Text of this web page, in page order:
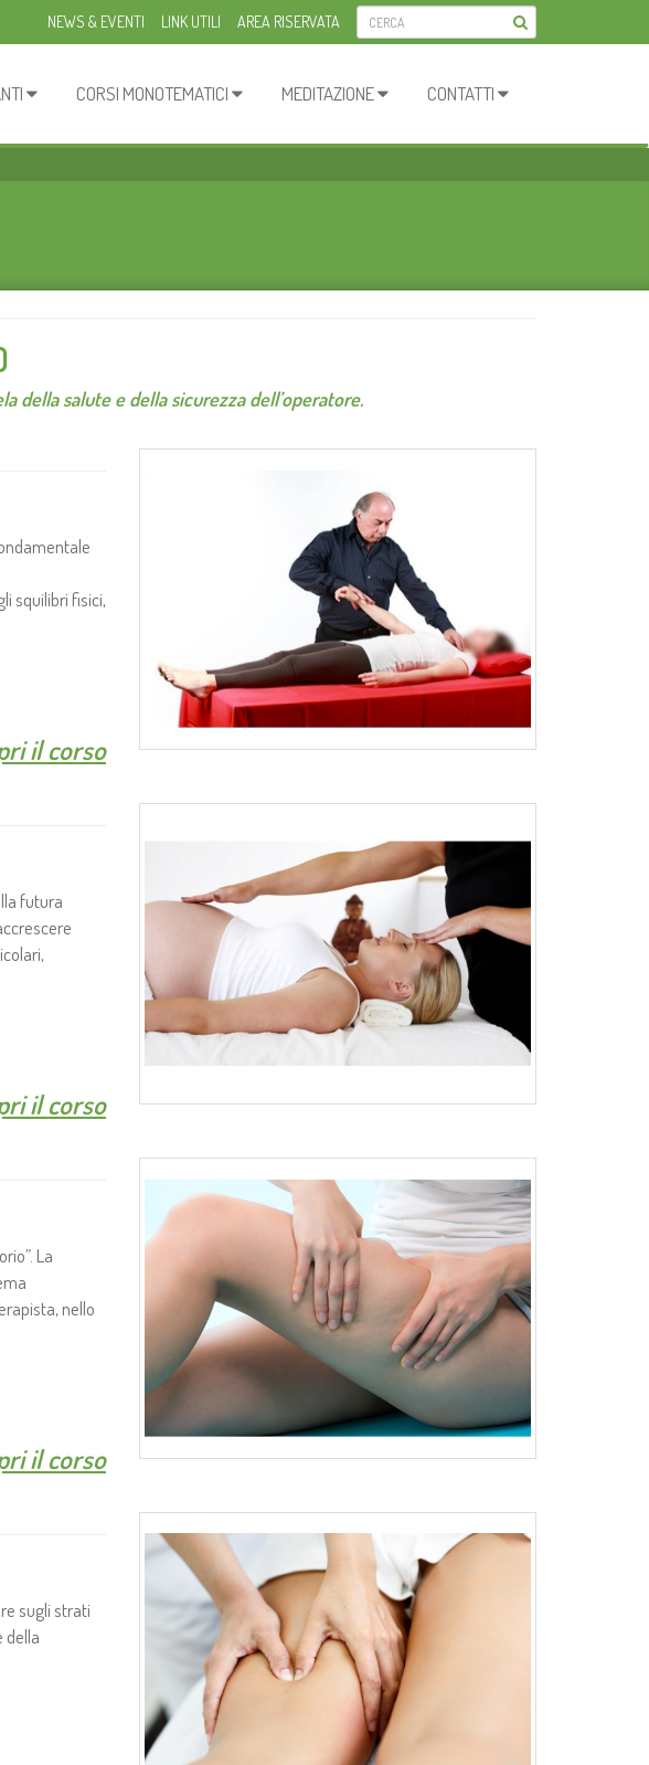
AREA RISERVATA
LINK UTILI
NEWS & EVENTI
CORSI MONOTEMATICI MEDITAZIONE CONTATTI
della salute e della sicurezza dell’operatore.
squilibri fisici,
il corso
futura
il corso
La
nello
il corso
sugli strati
della